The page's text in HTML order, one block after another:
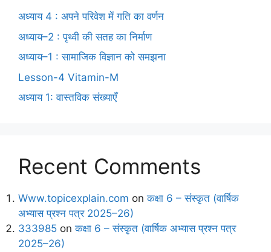
अध्याय 4 : अपने परिवेश में गति का वर्णन
अध्याय–2 : पृथ्वी की सतह का निर्माण
अध्याय–1 : सामाजिक विज्ञान को समझना
Lesson-4 Vitamin-M
अध्याय 1: वास्तविक संख्याएँ
Recent Comments
Www.topicexplain.com onकक्षा 6 – संस्कृत (वार्षिक
अभ्यास प्रश्न पत्र 2025–26)
333985 onकक्षा 6 – संस्कृत (वार्षिक अभ्यास प्रश्न पत्र
2025–26)